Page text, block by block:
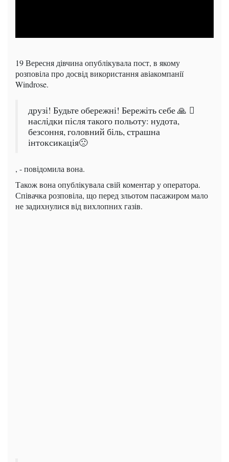
19 Вересня дівчина опублікувала пост, в якому
розповіла про досвід використання авіакомпанії
Windrose.
друзі! Будьте обережні! Бережіть себе 🙏 🏽
наслідки після такого польоту: нудота,
безсоння, головний біль, страшна
інтоксикація🙁
, - повідомила вона.
Також вона опублікувала свій коментар у оператора.
Співачка розповіла, що перед зльотом пасажиром мало
не задихнулися від вихлопних газів.